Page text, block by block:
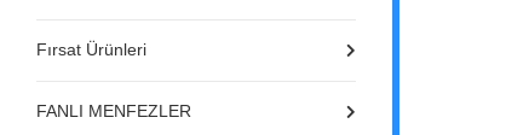
Fırsat Ürünleri
FANLI MENFEZLER